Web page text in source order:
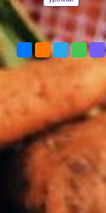
ПОДЕЛИТЬСЯ